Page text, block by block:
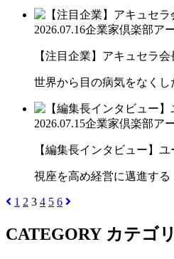
2026.07.16企業家倶楽部ア
【注目企業】アキュセラ
世界から目の病気をなくし
2026.07.15企業家倶楽部ア
【編集長インタビュー】
視座を高め経営に邁進する
1 2 3 4 5 6
CATEGORY カテゴ